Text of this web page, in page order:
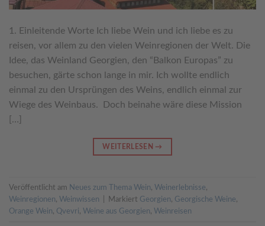
1. Einleitende Worte Ich liebe Wein und ich liebe es zu
reisen, vor allem zu den vielen Weinregionen der Welt. Die
Idee, das Weinland Georgien, den “Balkon Europas” zu
besuchen, gärte schon lange in mir. Ich wollte endlich
einmal zu den Ursprüngen des Weins, endlich einmal zur
Wiege des Weinbaus. Doch beinahe wäre diese Mission
[…]
WEITERLESEN →
Veröffentlicht am Neues zum Thema Wein, Weinerlebnisse,
Weinregionen, Weinwissen Markiert Georgien, Georgische Weine,
Orange Wein, Qvevri, Weine aus Georgien, Weinreisen